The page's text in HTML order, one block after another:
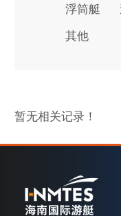
浮筒艇
其他
暂无相关记录！